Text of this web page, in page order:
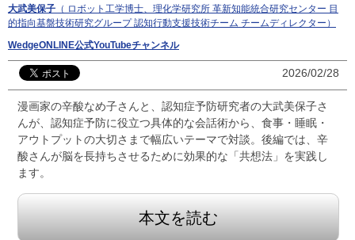
大武美保子 （ ロボット工学博士、理化学研究所 革新知能統合研究センター 目
的指向基盤技術研究グループ 認知行動支援技術チーム チームディレクター）
WedgeONLINE公式YouTubeチャンネル
2026/02/28
漫画家の辛酸なめ子さんと、認知症予防研究者の大武美保子さ
んが、認知症予防に役立つ具体的な会話術から、食事・睡眠・
アウトプットの大切さまで幅広いテーマで対談。後編では、辛
酸さんが脳を長持ちさせるために効果的な「共想法」を実践し
ます。
本文を読む